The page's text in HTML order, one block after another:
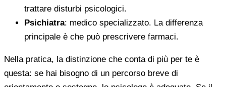
trattare disturbi psicologici.
Psichiatra: medico specializzato. La differenza
principale è che può prescrivere farmaci.
Nella pratica, la distinzione che conta di più per te è
questa: se hai bisogno di un percorso breve di